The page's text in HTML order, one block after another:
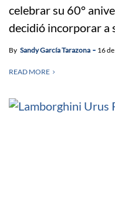
celebrar su 60°
decidió incorporar a
By Sandy García Tarazona 16
READ MORE